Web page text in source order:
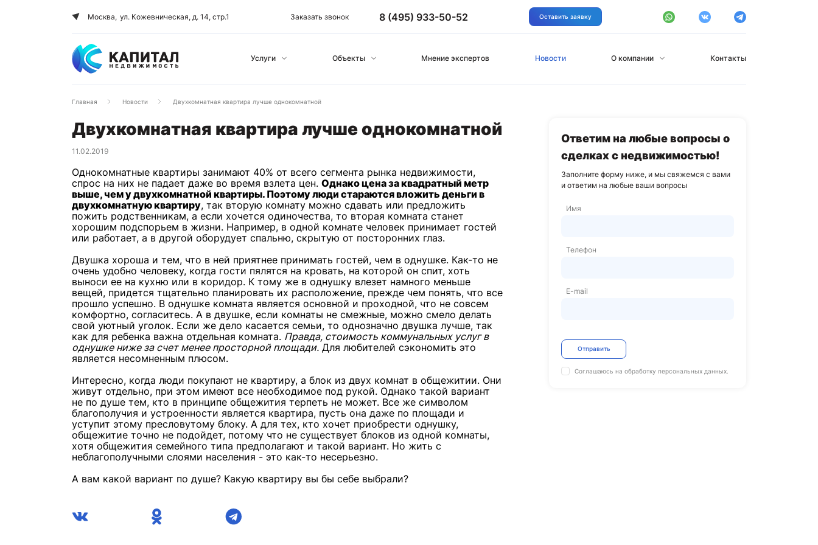
Москва, ул. Кожевническая, д. 14, стр.1 Заказать звонок 8 (495) 933-50-52 Оставить заявку
Услуги Объекты Мнение экспертов Новости О компании Контакты
Главная Новости Двухкомнатная квартира лучше однокомнатной
Двухкомнатная квартира лучше однокомнатной
11.02.2019
Однокомнатные квартиры занимают 40% от всего сегмента рынка недвижимости,
спрос на них не падает даже во время взлета цен. Однако цена за квадратный метр
выше, чем у двухкомнатной квартиры. Поэтому люди стараются вложить деньги в
двухкомнатную квартиру, так вторую комнату можно сдавать или предложить
пожить родственникам, а если хочется одиночества, то вторая комната станет
хорошим подспорьем в жизни. Например, в одной комнате человек принимает гостей
или работает, а в другой оборудует спальню, скрытую от посторонних глаз.
Двушка хороша и тем, что в ней приятнее принимать гостей, чем в однушке. Как-то не
очень удобно человеку, когда гости пялятся на кровать, на которой он спит, хоть
выноси ее на кухню или в коридор. К тому же в однушку влезет намного меньше
вещей, придется тщательно планировать их расположение, прежде чем понять, что все
прошло успешно. В однушке комната является основной и проходной, что не совсем
комфортно, согласитесь. А в двушке, если комнаты не смежные, можно смело делать
свой уютный уголок. Если же дело касается семьи, то однозначно двушка лучше, так
как для ребенка важна отдельная комната. Правда, стоимость коммунальных услуг в
однушке ниже за счет менее просторной площади. Для любителей сэкономить это
является несомненным плюсом.
Интересно, когда люди покупают не квартиру, а блок из двух комнат в общежитии. Они
живут отдельно, при этом имеют все необходимое под рукой. Однако такой вариант
не по душе тем, кто в принципе общежития терпеть не может. Все же символом
благополучия и устроенности является квартира, пусть она даже по площади и
уступит этому пресловутому блоку. А для тех, кто хочет приобрести однушку,
общежитие точно не подойдет, потому что не существует блоков из одной комнаты,
хотя общежития семейного типа предполагают и такой вариант. Но жить с
неблагополучными слоями населения - это как-то несерьезно.
А вам какой вариант по душе? Какую квартиру вы бы себе выбрали?
Ответим на любые вопросы о
сделках с недвижимостью!
Заполните форму ниже, и мы свяжемся с вами
и ответим на любые ваши вопросы
Имя
Телефон
E-mail
Отправить
Соглашаюсь на обработкуперсональных данных.